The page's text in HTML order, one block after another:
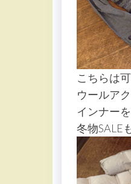
こちらは
ウールア
インナー
冬物SALE